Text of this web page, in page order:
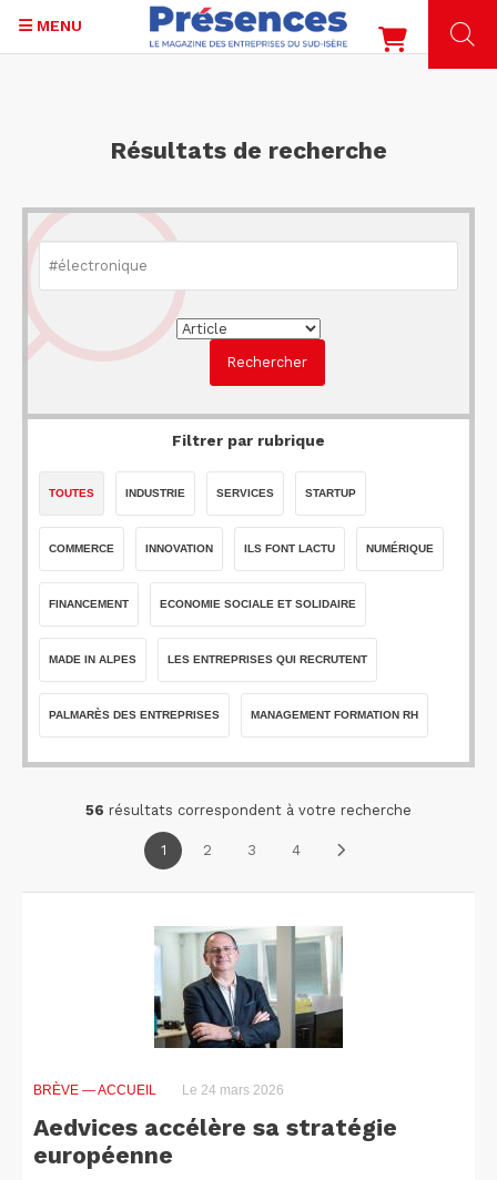
MENU
Résultats de recherche
Filtrer par rubrique
TOUTES INDUSTRIE SERVICES STARTUP
COMMERCE INNOVATION ILS FONT LACTU NUMÉRIQUE
FINANCEMENT ECONOMIE SOCIALE ET SOLIDAIRE
MADE IN ALPES LES ENTREPRISES QUI RECRUTENT
PALMARÈS DES ENTREPRISES MANAGEMENT FORMATION RH
56 résultats correspondent à votre recherche
1 2 3 4
BRÈVE — ACCUEIL Le 24 mars 2026
Aedvices accélère sa stratégie
européenne